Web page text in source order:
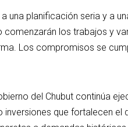
una planificación seria y a
comenzarán los trabajos y
Los compromisos se
del Chubut continúa
que fortalecen el